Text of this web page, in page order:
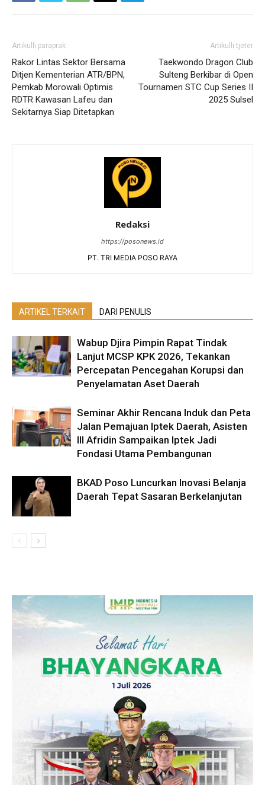
Artikulli paraprak
Rakor Lintas Sektor Bersama
Ditjen Kementerian ATR/BPN,
Pemkab Morowali Optimis
RDTR Kawasan Lafeu dan
Sekitarnya Siap Ditetapkan
Artikulli tjetër
Taekwondo Dragon Club
Sulteng Berkibar di Open
Tournamen STC Cup Series II
2025 Sulsel
Redaksi
https://posonews.id
PT. TRI MEDIA POSO RAYA
ARTIKEL TERKAIT DARI PENULIS
Wabup Djira Pimpin Rapat Tindak
Lanjut MCSP KPK 2026, Tekankan
Percepatan Pencegahan Korupsi dan
Penyelamatan Aset Daerah
Seminar Akhir Rencana Induk dan Peta
Jalan Pemajuan Iptek Daerah, Asisten
III Afridin Sampaikan Iptek Jadi
Fondasi Utama Pembangunan
BKAD Poso Luncurkan Inovasi Belanja
Daerah Tepat Sasaran Berkelanjutan